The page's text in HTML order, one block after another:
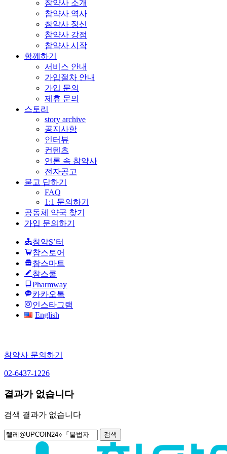
참약사 소개
참약사 역사
참약사 정신
참약사 강점
참약사 시작
함께하기
서비스 안내
가입절차 안내
가입 문의
제휴 문의
스토리
story archive
공지사항
인터뷰
컨텐츠
언론 속 참약사
전자공고
묻고 답하기
FAQ
1:1 문의하기
공동체 약국 찾기
가입 문의하기
참약S’터
참스토어
참스마트
참스쿨
Pharmway
카카오톡
인스타그램
English
참약사 문의하기
02-6437-1226
결과가 없습니다
검색 결과가 없습니다
검